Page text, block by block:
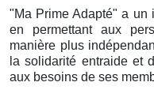
"Ma Prime Adapté" a un
en permettant aux
manière plus
la solidarité entraide et
aux besoins de ses